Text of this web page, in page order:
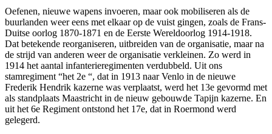
Oefenen, nieuwe wapens invoeren, maar ook mobiliseren als de
buurlanden weer eens met elkaar op de vuist gingen, zoals de Frans-
Duitse oorlog 1870-1871 en de Eerste Wereldoorlog 1914-1918.
Dat betekende reorganiseren, uitbreiden van de organisatie, maar na
de strijd van anderen weer de organisatie verkleinen. Zo werd in
1914 het aantal infanterieregimenten verdubbeld. Uit ons
stamregiment “het 2e “, dat in 1913 naar Venlo in de nieuwe
Frederik Hendrik kazerne was verplaatst, werd het 13e gevormd met
als standplaats Maastricht in de nieuw gebouwde Tapijn kazerne. En
uit het 6e Regiment ontstond het 17e, dat in Roermond werd
gelegerd.